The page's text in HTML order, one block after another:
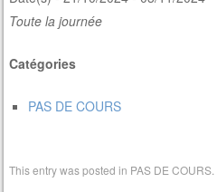
Toute la journée
Catégories
PAS DE COURS
This entry was posted in PAS DE COURS